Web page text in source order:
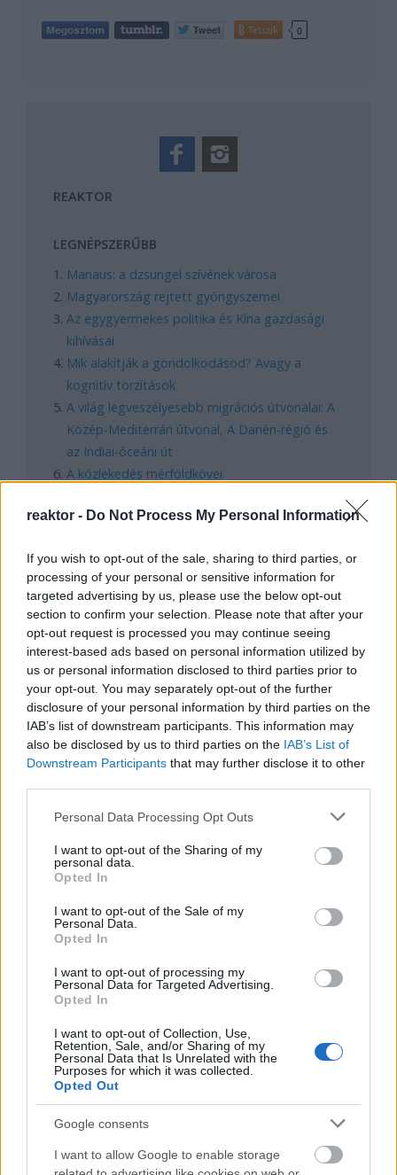
reaktor - Do Not Process My Personal Information
If you wish to opt-out of the sale, sharing to third parties, or
processing of your personal or sensitive information for
targeted advertising by us, please use the below opt-out
section to confirm your selection. Please note that after your
opt-out request is processed you may continue seeing
interest-based ads based on personal information utilized by
us or personal information disclosed to third parties prior to
your opt-out. You may separately opt-out of the further
disclosure of your personal information by third parties on the
IAB’s list of downstream participants. This information may
also be disclosed by us to third parties on the IAB’s List of
Downstream Participants that may further disclose it to other
Please note that this website/app uses one or more Google
not limited to your visit or usage behaviour. You may click to
grant or deny consent to Google and its third-party tags to
use your data for below specified purposes in below Google
consent section.
Personal Data Processing Opt Outs
I want to opt-out of the Sharing of my
personal data.
Opted In
I want to opt-out of the Sale of my
Personal Data.
Opted In
I want to opt-out of processing my
Personal Data for Targeted Advertising.
Opted In
I want to opt-out of Collection, Use,
Retention, Sale, and/or Sharing of my
Personal Data that Is Unrelated with the
Purposes for which it was collected.
Opted Out
Google consents
I want to allow Google to enable storage
Tetszik 0
REAKTOR
LEGNÉPSZERŰBB
Manaus: a dzsungel szívének városa
Magyarország rejtett gyöngyszemei
Az egygyermekes politika és Kína gazdasági
kihívásai
Mik alakítják a gondolkodásod? Avagy a
kognitív torzítások
A világ legveszélyesebb migrációs útvonalai: A
Közép-Mediterrán útvonal, A Darién-régió és
az Indiai-óceáni út
A közlekedés mérföldkövei
FACEBOOK
LEGFRISSEBB
A világ legveszélyesebb migrációs útvonalai: A
Közép-Mediterrán útvonal, A Darién-régió és az
Manaus: a dzsungel szívének városa